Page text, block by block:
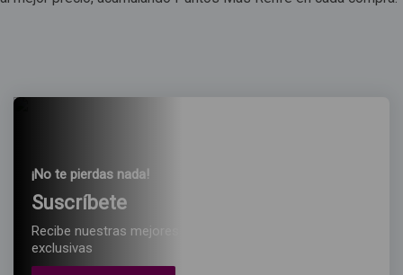
¡No te pierdas nada!
Suscríbete
Recibe nuestras mejores ofertas y promociones
exclusivas